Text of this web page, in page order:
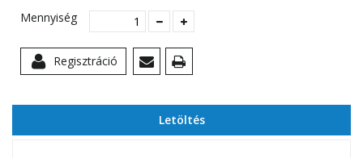
Mennyiség
Regisztráció
Letöltés